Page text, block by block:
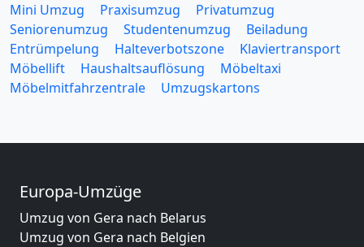
Mini Umzug
Praxisumzug
Privatumzug
Seniorenumzug
Studentenumzug
Beiladung
Entrümpelung
Halteverbotszone
Klaviertransport
Möbellift
Haushaltsauflösung
Möbeltaxi
Möbelmitfahrzentrale
Umzugskartons
Europa-Umzüge
Umzug von Gera nach Belarus
Umzug von Gera nach Belgien